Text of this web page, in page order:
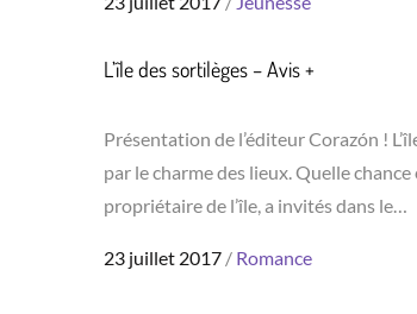
L’île des sortilèges – Avis +
Présentation de l’éditeur Corazón !
par le charme des lieux. Quelle
propriétaire de l’île, a invités dans le…
Posted
23 juillet 2017 Romance